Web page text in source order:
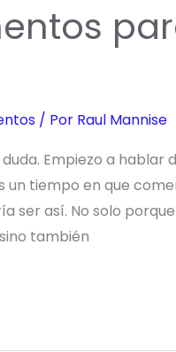
/ Por Raul Mannise
Empiezo a
un tiempo en que
ser así. No solo
también